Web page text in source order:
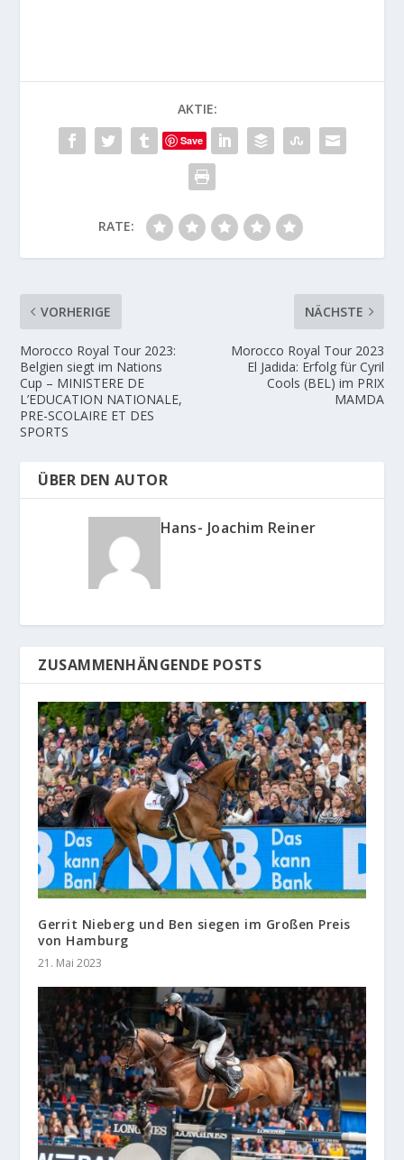
AKTIE:
Save
RATE:
VORHERIGE
Morocco Royal Tour 2023:
Belgien siegt im Nations
Cup – MINISTERE DE
L’EDUCATION NATIONALE,
PRE-SCOLAIRE ET DES
SPORTS
NÄCHSTE
Morocco Royal Tour 2023
El Jadida: Erfolg für Cyril
Cools (BEL) im PRIX
MAMDA
ÜBER DEN AUTOR
Hans- Joachim Reiner
ZUSAMMENHÄNGENDE POSTS
Gerrit Nieberg und Ben siegen im Großen Preis
von Hamburg
21. Mai 2023